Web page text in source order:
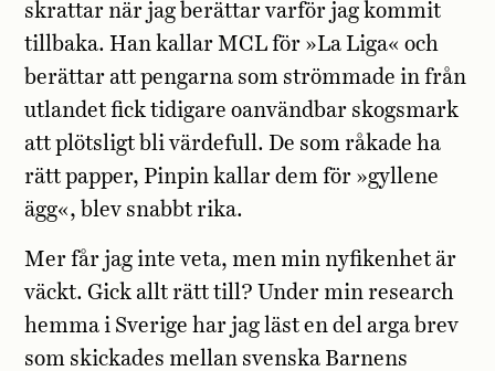
skrattar när jag berättar varför jag kommit
tillbaka. Han kallar MCL för »La Liga« och
berättar att pengarna som strömmade in från
utlandet fick tidigare oanvändbar skogsmark
att plötsligt bli värdefull. De som råkade ha
rätt papper, Pinpin kallar dem för »gyllene
ägg«, blev snabbt rika.
Mer får jag inte veta, men min nyfikenhet är
väckt. Gick allt rätt till? Under min research
hemma i Sverige har jag läst en del arga brev
som skickades mellan svenska Barnens